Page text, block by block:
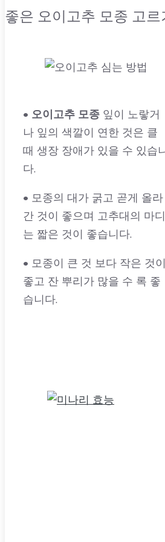
좋은 오이고추 모종 고르
• 오이고추 모종 잎이 노랗거
나 잎의 색깔이 연한 것은 클
때 생장 장애가 있을 수 있습
다.
• 모종의 대가 굵고 곧게 올라
간 것이 좋으며 고추대의 마디
는 짧은 것이 좋습니다.
• 모종이 큰 것 보다 작은 것이
좋고 잔 뿌리가 많을 수 록 좋
습니다.